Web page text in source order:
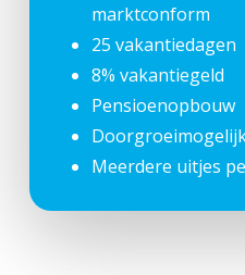
marktconform
25 vakantiedagen
8% vakantiegeld
Pensioenopbouw
Meerdere uitjes